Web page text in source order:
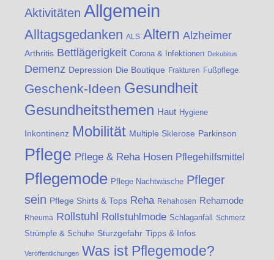
Aktivitäten Allgemein
Alltagsgedanken ALS Altern Alzheimer
Arthritis Bettlägerigkeit Corona & Infektionen Dekubitus
Demenz Depression Die Boutique Frakturen Fußpflege
Geschenk-Ideen Gesundheit
Gesundheitsthemen Haut Hygiene
Inkontinenz Mobilität Multiple Sklerose Parkinson
Pflege Pflege & Reha Hosen Pflegehilfsmittel
Pflegemode Pflege Nachtwäsche Pfleger
sein Pflege Shirts & Tops Reha Rehahosen Rehamode
Rheuma Rollstuhl Rollstuhlmode Schlaganfall
Schmerz
Strümpfe & Schuhe Sturzgefahr Tipps & Infos
Veröffentlichungen Was ist Pflegemode?